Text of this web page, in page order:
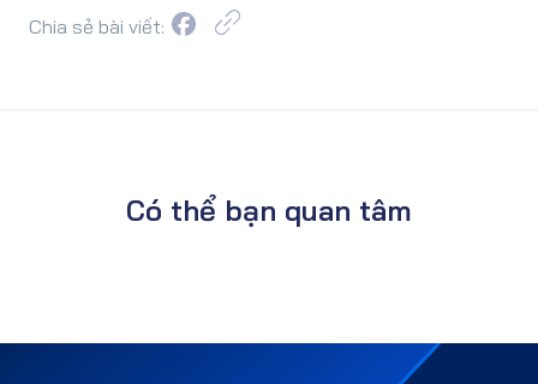
Chia sẻ bài viết:
Có thể bạn quan tâm